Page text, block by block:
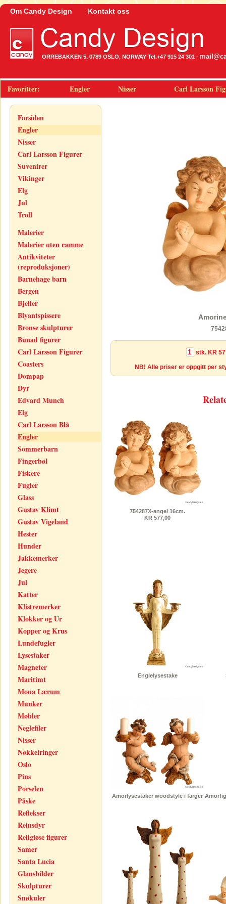
Om Candy Design Kontakt oss
ORREBAKKEN 5, 0789 OSLO, NORWAY Tel.+47 915 24 301 ·
Favoritter: Engler Nisser Carl Larsson
Forsiden
Engler
Nisser
Carl Larsson Figurer
Suvenirer
Vikinger
Elg
Jul
Troll
Malerier
Malerier uten ramme
Antikviteter
(reproduksjoner)
Barnehage barn
Bergen
Bjeller
Blyantspissere
Bronse skulpturer
Bunad figurer
Carl Larsson Figurer
Coasters
Dompap
Dyr
Edvard Munch
Elg
Carl Larsson Blå
Engler
Sommerbarn
Fingerbøl
Fiskere
Fugler
Glass
Gustav Klimt
Gustav Vigeland
Hester
Hunder
Jakkemerker
Jegere
Jul
Katter
Klistremerker
Klokker og Ur
Kopper og Krus
Lundefugler
Lysestaker
Magneter
Maritimt
Mona Lærum
Munker
Møbler
Neglefiler
Nisser
Nøkkelringer
Oslo
Pins
Porselen
Påske
Reflekser
Reinsdyr
Religiøse figurer
Samer
Santa Lucia
Glansbilder
Skulpturer
Snøkuler
stk. KR
NB! Alle priser er oppgitt per
754287X-angel 16cm.
KR 577,00
Englelysestake
Amorlysestaker woodstyle i farger